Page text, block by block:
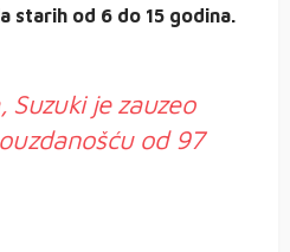
starih od 6 do 15 godina.
Suzuki je zauzeo
od 97